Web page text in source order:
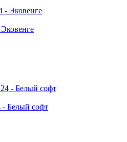
- Белый софт